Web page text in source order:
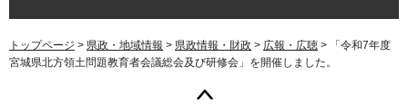
トップページ > 県政・地域情報 > 県政情報・財政 > 広報・広聴 > 「令和7年度
宮城県北方領土問題教育者会議総会及び研修会」を開催しました。